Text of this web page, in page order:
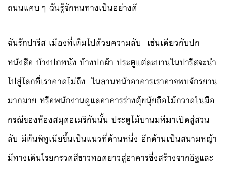
ถนนแคบๆ ฉันรู้จักหนทางเป็นอย่างดี
ฉันรักปารีส เมืองที่เต็มไปด้วยความลับ เช่นเดียวกับปก
หนังสือ บ้างปกหนัง บ้างปกผ้า ประตูแต่ละบานในปารีสจะนำ
ไปสู่โลกที่เราคาดไม่ถึง ในลานหน้าอาคารเราอาจพบจักรยาน
มากมาย หรือพนักงานดูแลอาคารร่างตุ้ยนุ้ยถือไม้กวาดในมือ
กรณีของห้องสมุดอเมริกันนั้น ประตูไม้บานมหึมาเปิดสู่สวน
ลับ มีต้นพิทูเนียขึ้นเป็นแนวที่ด้านหนึ่ง อีกด้านเป็นสนามหญ้า
มีทางเดินโรยกรวดสีขาวทอดยาวสู่อาคารซึ่งสร้างจากอิฐและ